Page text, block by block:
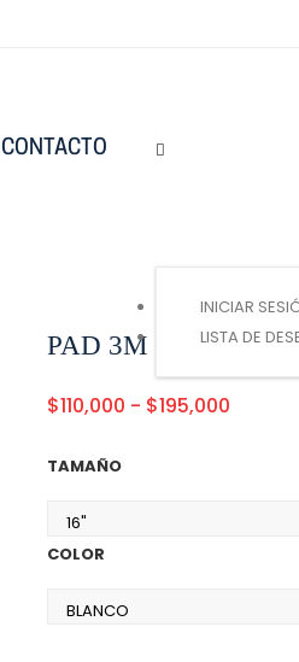
CONTACTO
INICIAR
LISTA DE
PAD 3M CAJA X 5
$110,000 - $195,000
TAMAÑO
COLOR